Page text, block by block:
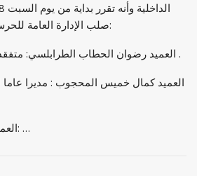
صلب الإدارة العامة للحرس الوطني عين بمقتضاها:
– العميد رضوان الحطاب الطرابلسي: متفقدا عاما للحرس الوطني .
– العميد ماهر فرج بوعفصون: …